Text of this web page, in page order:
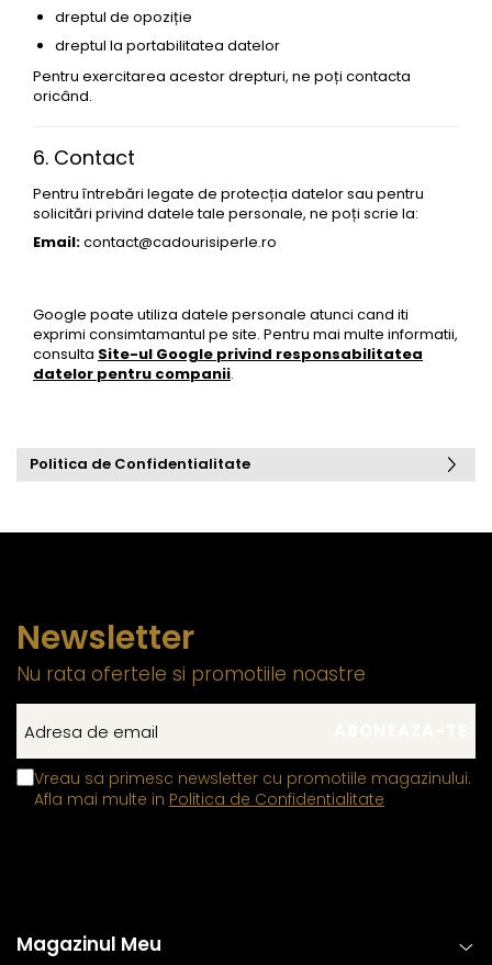
dreptul de opoziție
dreptul la portabilitatea datelor
Pentru exercitarea acestor drepturi, ne poți contacta
oricând.
6. Contact
Pentru întrebări legate de protecția datelor sau pentru
solicitări privind datele tale personale, ne poți scrie la:
Email:contact@cadourisiperle.ro
Google poate utiliza datele personale atunci cand iti
exprimi consimtamantul pe site. Pentru mai multe informatii,
consulta Site-ul Google privind responsabilitatea
datelor pentru companii.
Politica de Confidentialitate
Newsletter
Nu rata ofertele si promotiile noastre
Vreau sa primesc newsletter cu promotiile magazinului.
Afla mai multe in Politica de Confidentialitate
Magazinul Meu